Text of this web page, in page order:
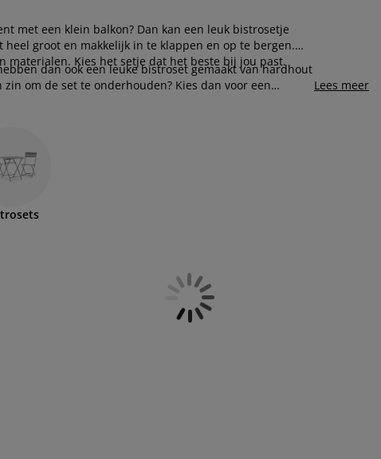
met een klein balkon? Dan kan een leuk bistrosetje
groot en makkelijk in te klappen en op te bergen.
materialen. Kies het setje dat het beste bij jou past.
dan ook een leuke bistroset gemaakt van hardhout
om de set te onderhouden? Kies dan voor een
Lees meer